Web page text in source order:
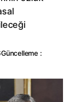
Güncelleme :